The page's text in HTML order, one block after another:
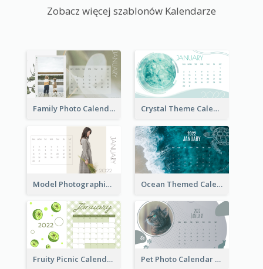
Zobacz więcej szablonów Kalendarze
Family Photo Calendar Crystal Theme Calendar
Model Photographic Calendar Ocean Themed Calendar
Fruity Picnic Calendar Pet Photo Calendar